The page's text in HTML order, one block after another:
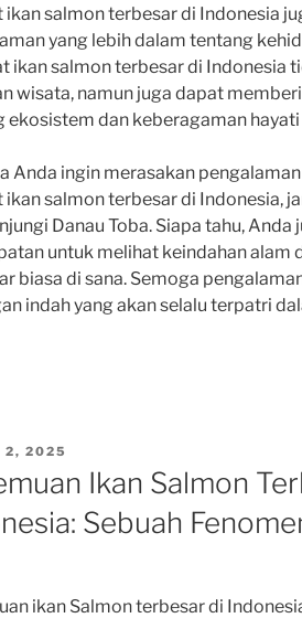
ikan salmon terbesar di Indonesia
yang lebih dalam tentang
ikan salmon terbesar di Indonesia
wisata, namun juga dapat
ekosistem dan keberagaman hayati
Anda ingin merasakan
ikan salmon terbesar di Indonesia,
Danau Toba. Siapa tahu,
untuk melihat keindahan alam
biasa di sana. Semoga
indah yang akan selalu terpatri
2, 2025
Ikan Salmon
Sebuah
ikan Salmon terbesar di